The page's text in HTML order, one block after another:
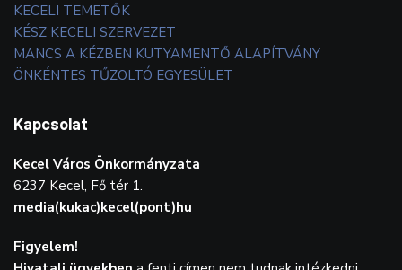
KECELI TEMETŐK
KÉSZ KECELI SZERVEZET
MANCS A KÉZBEN KUTYAMENTŐ ALAPÍTVÁNY
ÖNKÉNTES TŰZOLTÓ EGYESÜLET
Kapcsolat
Kecel Város Önkormányzata
6237 Kecel, Fő tér 1.
media(kukac)kecel(pont)hu
Figyelem!